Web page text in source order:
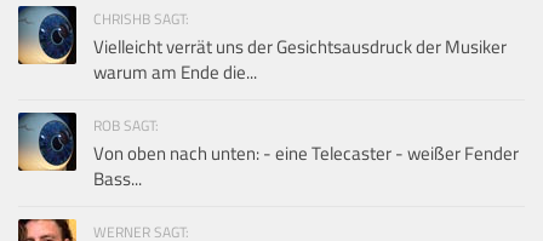
CHRISHB SAGT:
Vielleicht verrät uns der Gesichtsausdruck der Musiker
warum am Ende die...
ROB SAGT:
Von oben nach unten: - eine Telecaster - weißer Fender
Bass...
WERNER SAGT: